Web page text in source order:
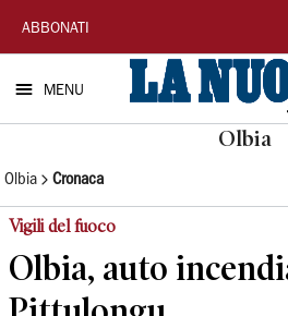
La
Nuova
Sardegna
ABBONATI
MENU
Olbia
Olbia Cronaca
Vigili del fuoco
Olbia, auto